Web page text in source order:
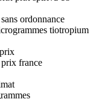
ordonnance
tiotropium
france